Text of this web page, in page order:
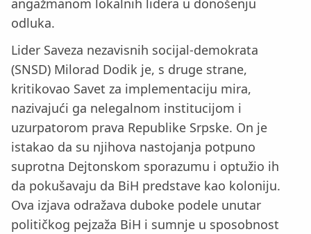
angažmanom lokalnih lidera u donošenju
odluka.
Lider Saveza nezavisnih socijal-demokrata
(SNSD) Milorad Dodik je, s druge strane,
kritikovao Savet za implementaciju mira,
nazivajući ga nelegalnom institucijom i
uzurpatorom prava Republike Srpske. On je
istakao da su njihova nastojanja potpuno
suprotna Dejtonskom sporazumu i optužio ih
da pokušavaju da BiH predstave kao koloniju.
Ova izjava odražava duboke podele unutar
političkog pejzaža BiH i sumnje u sposobnost